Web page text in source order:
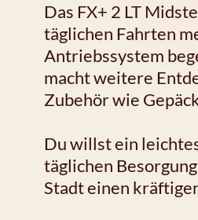
Das FX+ 2 LT
täglichen Fahrten
Antriebssystem
macht weitere
Zubehör wie
Du willst ein
täglichen
Stadt einen